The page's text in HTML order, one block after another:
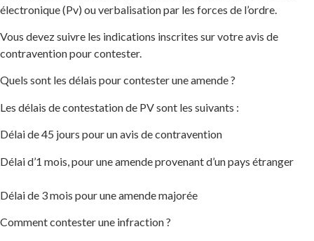
électronique (Pv) ou verbalisation par les forces de l’ordre.
Vous devez suivre les indications inscrites sur votre avis de
contravention pour contester.
Quels sont les délais pour contester une amende ?
Les délais de contestation de PV sont les suivants :
Délai de 45 jours pour un avis de contravention
Délai d’1 mois, pour une amende provenant d’un pays étranger
Délai de 3 mois pour une amende majorée
Comment contester une infraction ?